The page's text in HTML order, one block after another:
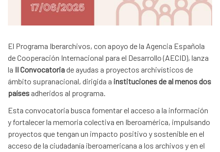
El Programa Iberarchivos, con apoyo de la Agencia Española
de Cooperación Internacional para el Desarrollo (AECID), lanza
la II Convocatoriade ayudas a proyectos archivísticos de
ámbito supranacional, dirigida a instituciones de al menos dos
países adheridos al programa.
Esta convocatoria busca fomentar el acceso a la información
y fortalecer la memoria colectiva en Iberoamérica, impulsando
proyectos que tengan un impacto positivo y sostenible en el
acceso de la ciudadanía iberoamericana a los archivos y en el